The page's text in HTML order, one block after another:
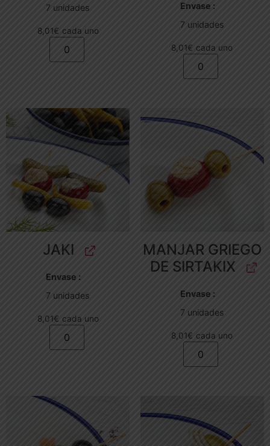
7 unidades
8,01€ cada uno
Envase
7 unidades
8,01€ cada uno
JAKI
Envase
7 unidades
8,01€ cada uno
MANJAR GRIEGO
DE SIRTAKIX
Envase
7 unidades
8,01€ cada uno